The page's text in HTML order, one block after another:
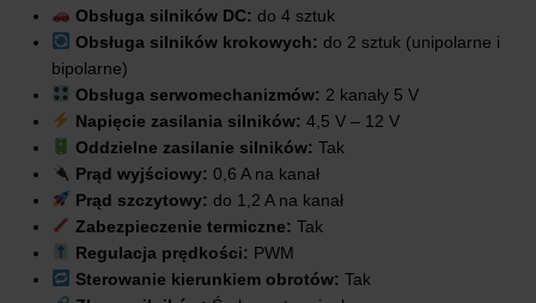
Obsługa silników DC: do 4 sztuk
Obsługa silników krokowych: do 2 sztuk (unipolarne i
bipolarne)
Obsługa serwomechanizmów: 2 kanały 5 V
Napięcie zasilania silników: 4,5 V – 12 V
Oddzielne zasilanie silników: Tak
Prąd wyjściowy: 0,6 A na kanał
Prąd szczytowy: do 1,2 A na kanał
Zabezpieczenie termiczne: Tak
Regulacja prędkości: PWM
Sterowanie kierunkiem obrotów: Tak